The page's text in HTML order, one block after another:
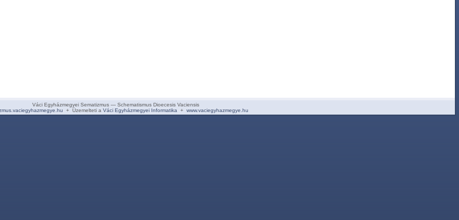
Váci Egyházmegyei Sematizmus — Schematismus Dioecesis Vaciensis
+ Üzemelteti a Váci Egyházmegyei Informatika + www.vaciegyhazmegye.hu